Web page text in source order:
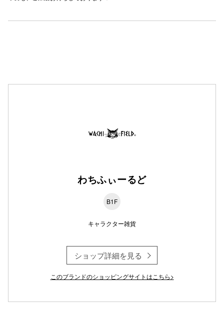
わちふぃーるど
B1F
キャラクター雑貨
ショップ詳細を見る
このブランドのショッピングサイトはこちら>
仙台フォ